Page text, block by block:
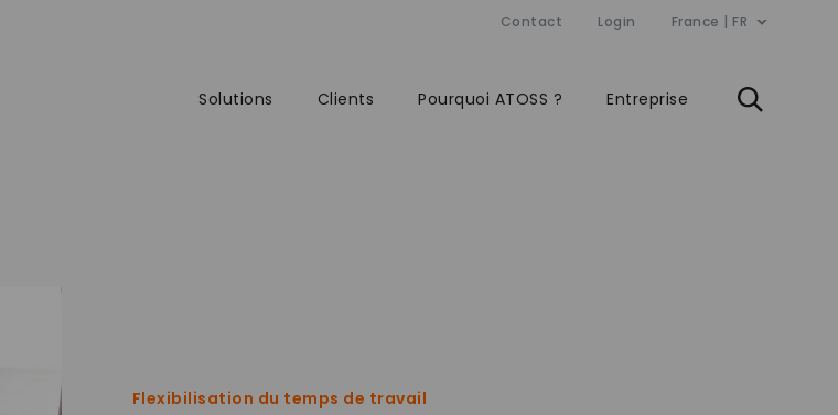
Contact Login France | FR
Solutions Clients Pourquoi ATOSS ? Entreprise
Flexibilisation du temps de travail